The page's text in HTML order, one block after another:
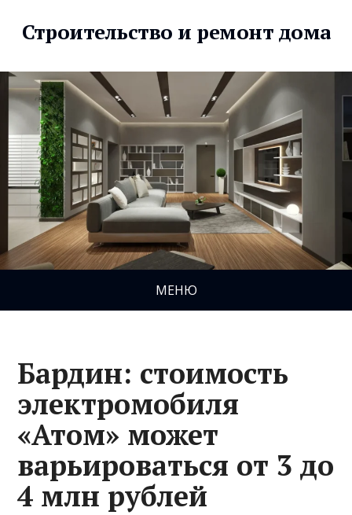
Строительство и ремонт дома
МЕНЮ
Бардин: стоимость
электромобиля
«Атом» может
варьироваться от 3 до
4 млн рублей